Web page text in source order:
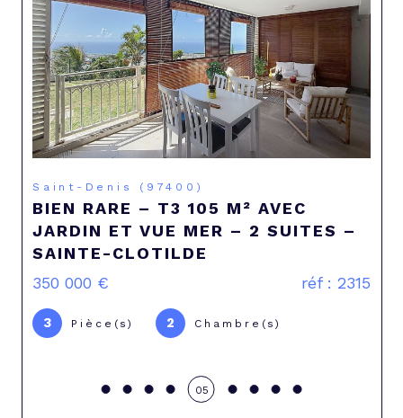
M² AVEC
– 2 SUITES –
réf : 2315
APPARTEMENT T5
CARRÉ D'OR -
5 Pièce(s)
06